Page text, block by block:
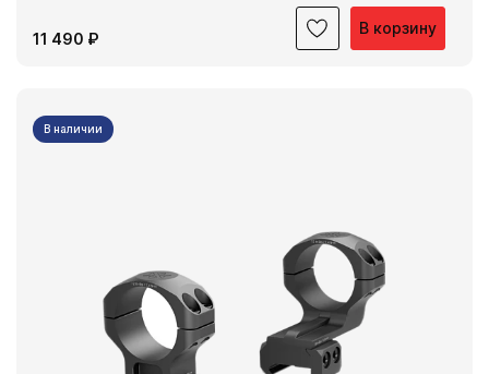
В корзину
11 490 ₽
В наличии